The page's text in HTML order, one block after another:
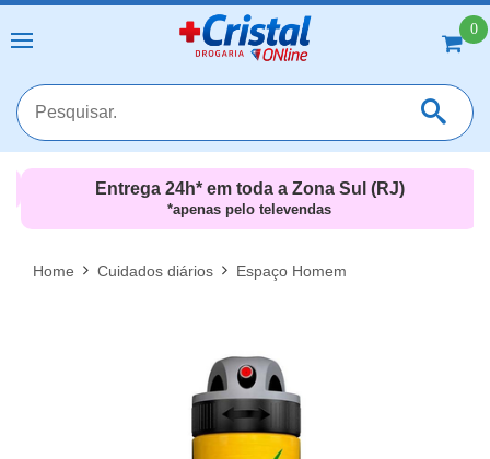
0
MAIS RESULTADOS
Entrega 24h* em toda a Zona Sul (RJ)
*apenas pelo televendas
Home Cuidados diários Espaço Homem